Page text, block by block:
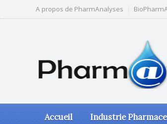
A propos de PharmAnalyses
Accueil Industrie